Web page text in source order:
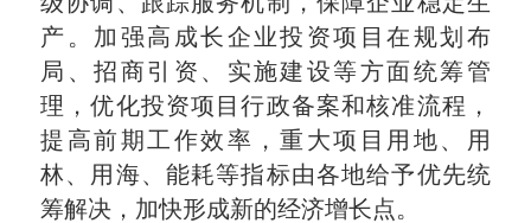
产。加强高成长企业投资项目在规划布
局、招商引资、实施建设等方面统筹管
理，优化投资项目行政备案和核准流程，
提高前期工作效率，重大项目用地、用
林、用海、能耗等指标由各地给予优先统
筹解决，加快形成新的经济增长点。